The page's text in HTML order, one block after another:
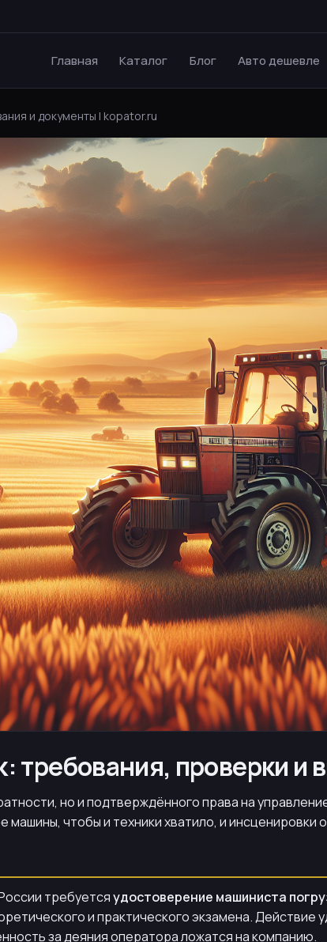
Главная Каталог Блог Авто дешевле
и документы | kopator.ru
требования, проверки и
но и подтверждённого права на
чтобы и техники хватило, и инсценировки
требуетсяудостоверение машиниста
и практического экзамена.
за деяния оператора ложатся на компанию.